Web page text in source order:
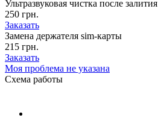
Ультразвуковая чистка после залития
250 грн.
Заказать
Замена держателя sim-карты
215 грн.
Заказать
Моя проблема не указана
Схема работы